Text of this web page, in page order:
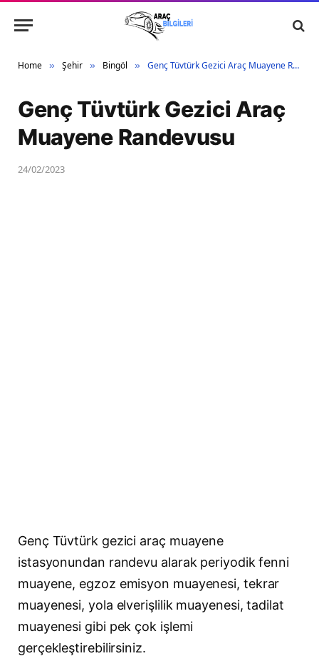
Home » Şehir » Bingöl » Genç Tüvtürk Gezici Araç Muayene Randevusu
Genç Tüvtürk Gezici Araç
Muayene Randevusu
24/02/2023
Genç Tüvtürk gezici araç muayene
istasyonundan randevu alarak periyodik fenni
muayene, egzoz emisyon muayenesi, tekrar
muayenesi, yola elverişlilik muayenesi, tadilat
muayenesi gibi pek çok işlemi
gerçekleştirebilirsiniz.